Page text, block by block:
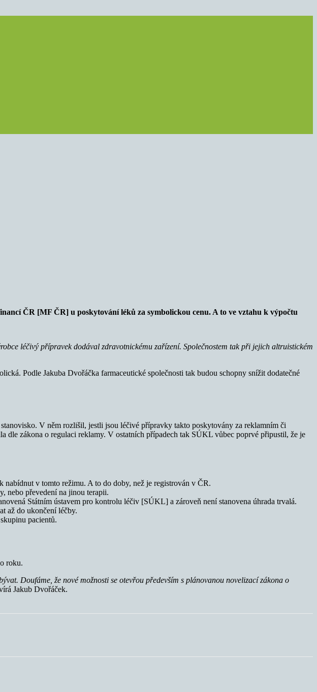
ČR [MF ČR] u poskytování léků za symbolickou cenu. A to ve vztahu k výpočtu
léčivý přípravek dodával zdravotnickému zařízení. Společnostem tak při jejich altruistickém
Podle Jakuba Dvořáčka farmaceutické společnosti tak budou schopny snížit dodatečné
V něm rozlišil, jestli jsou léčivé přípravky takto poskytovány za reklamním či
zákona o regulaci reklamy. V ostatních případech tak SÚKL vůbec poprvé připustil, že je
v tomto režimu. A to do doby, než je registrován v ČR.
nebo převedení na jinou terapii.
Státním ústavem pro kontrolu léčiv [SÚKL] a zároveň není stanovena úhrada trvalá.
až do ukončení léčby.
pacientů.
roku.
Doufáme, že nové možnosti se otevřou především s plánovanou novelizací zákona o
Jakub Dvořáček.